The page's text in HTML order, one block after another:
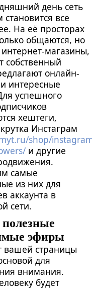
день сеть
становится все
На её просторах
общаются, но
магазины,
собственный
онлайн-
интересные
успешного
хештеги,
Инстаграм
shop/
и другие
самые
из них для
аккаунта в
сети.
эфиры
вашей страницы
для
внимания.
будет